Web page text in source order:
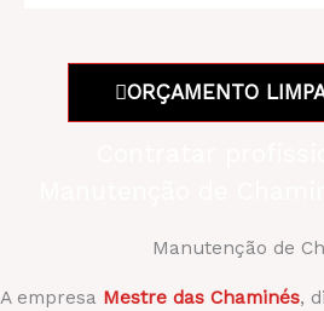
ORÇAMENTO
Manutenção de
A empresa Mestre das Chaminés,